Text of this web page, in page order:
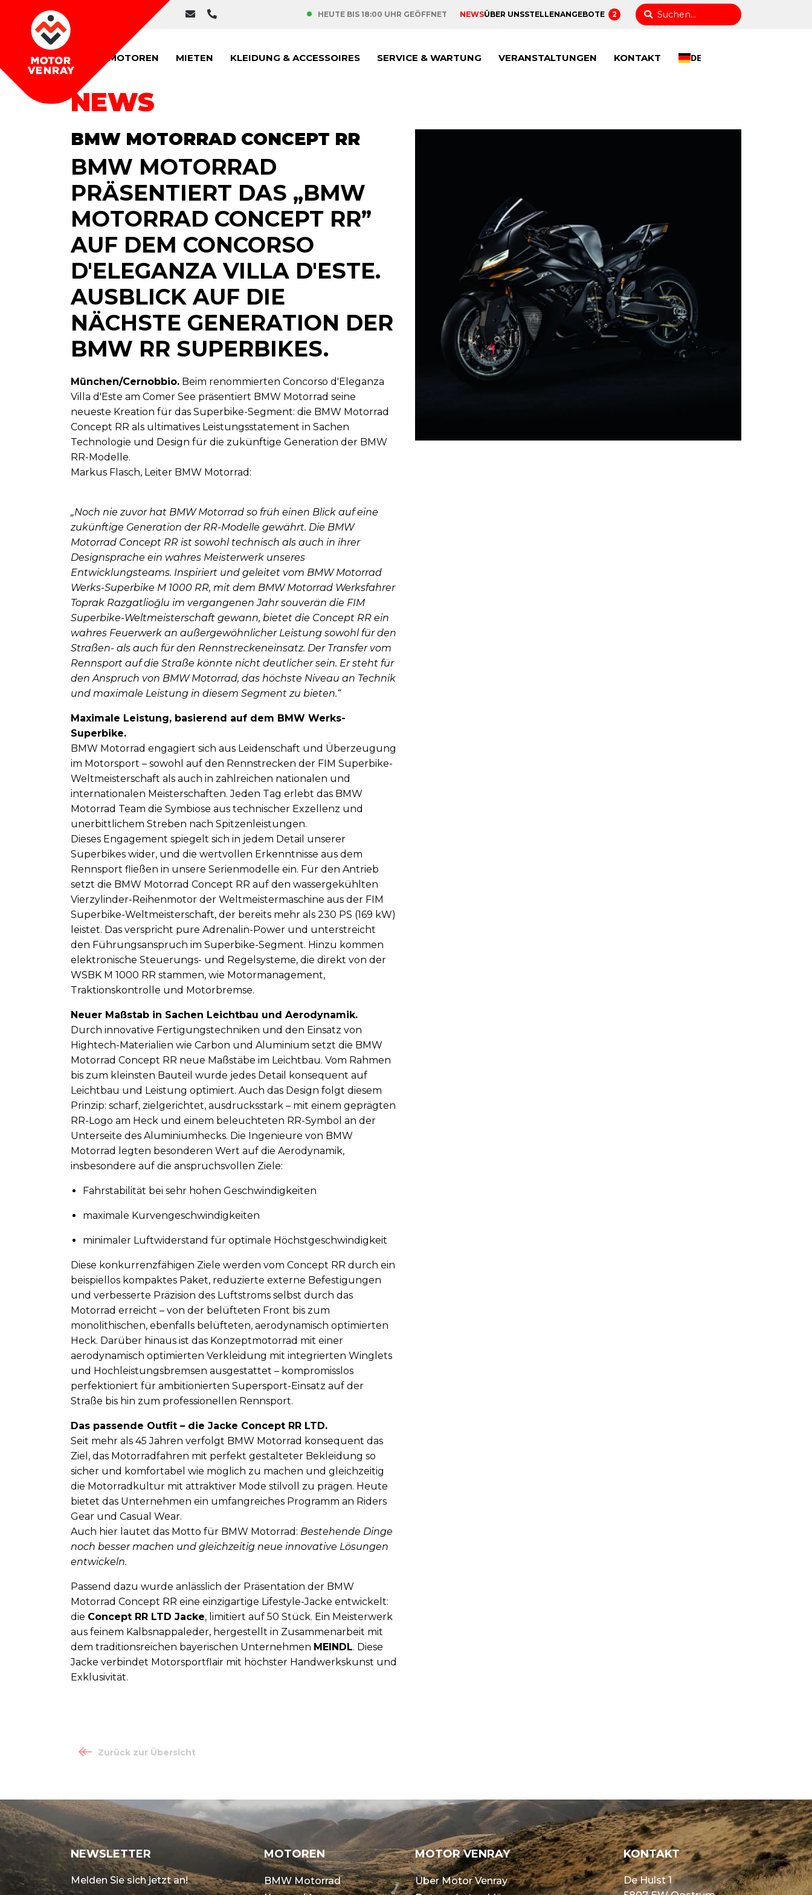
HEUTE BIS 18:00 UHR GEÖFFNET NEWSÜBER UNSSTELLENANGEBOTE 2
MOTOREN MIETEN KLEIDUNG & ACCESSOIRES SERVICE & WARTUNG VERANSTALTUNGEN KONTAKT DE
NEWS
BMW MOTORRAD CONCEPT RR
BMW MOTORRAD
PRÄSENTIERT DAS „BMW
MOTORRAD CONCEPT RR”
AUF DEM CONCORSO
D'ELEGANZA VILLA D'ESTE.
AUSBLICK AUF DIE
NÄCHSTE GENERATION DER
BMW RR SUPERBIKES.
München/Cernobbio. Beim renommierten Concorso d'Eleganza
Villa d'Este am Comer See präsentiert BMW Motorrad seine
neueste Kreation für das Superbike-Segment: die BMW Motorrad
Concept RR als ultimatives Leistungsstatement in Sachen
Technologie und Design für die zukünftige Generation der BMW
RR-Modelle.
Markus Flasch, Leiter BMW Motorrad:
„Noch nie zuvor hat BMW Motorrad so früh einen Blick auf eine
zukünftige Generation der RR-Modelle gewährt. Die BMW
Motorrad Concept RR ist sowohl technisch als auch in ihrer
Designsprache ein wahres Meisterwerk unseres
Entwicklungsteams. Inspiriert und geleitet vom BMW Motorrad
Werks-Superbike M 1000 RR, mit dem BMW Motorrad Werksfahrer
Toprak Razgatlioğlu im vergangenen Jahr souverän die FIM
Superbike-Weltmeisterschaft gewann, bietet die Concept RR ein
wahres Feuerwerk an außergewöhnlicher Leistung sowohl für den
Straßen- als auch für den Rennstreckeneinsatz. Der Transfer vom
Rennsport auf die Straße könnte nicht deutlicher sein. Er steht für
den Anspruch von BMW Motorrad, das höchste Niveau an Technik
und maximale Leistung in diesem Segment zu bieten.“
Maximale Leistung, basierend auf dem BMW Werks-
Superbike.
BMW Motorrad engagiert sich aus Leidenschaft und Überzeugung
im Motorsport – sowohl auf den Rennstrecken der FIM Superbike-
Weltmeisterschaft als auch in zahlreichen nationalen und
internationalen Meisterschaften. Jeden Tag erlebt das BMW
Motorrad Team die Symbiose aus technischer Exzellenz und
unerbittlichem Streben nach Spitzenleistungen.
Dieses Engagement spiegelt sich in jedem Detail unserer
Superbikes wider, und die wertvollen Erkenntnisse aus dem
Rennsport fließen in unsere Serienmodelle ein. Für den Antrieb
setzt die BMW Motorrad Concept RR auf den wassergekühlten
Vierzylinder-Reihenmotor der Weltmeistermaschine aus der FIM
Superbike-Weltmeisterschaft, der bereits mehr als 230 PS (169 kW)
leistet. Das verspricht pure Adrenalin-Power und unterstreicht
den Führungsanspruch im Superbike-Segment. Hinzu kommen
elektronische Steuerungs- und Regelsysteme, die direkt von der
WSBK M 1000 RR stammen, wie Motormanagement,
Traktionskontrolle und Motorbremse.
Neuer Maßstab in Sachen Leichtbau und Aerodynamik.
Durch innovative Fertigungstechniken und den Einsatz von
Hightech-Materialien wie Carbon und Aluminium setzt die BMW
Motorrad Concept RR neue Maßstäbe im Leichtbau. Vom Rahmen
bis zum kleinsten Bauteil wurde jedes Detail konsequent auf
Leichtbau und Leistung optimiert. Auch das Design folgt diesem
Prinzip: scharf, zielgerichtet, ausdrucksstark – mit einem geprägten
RR-Logo am Heck und einem beleuchteten RR-Symbol an der
Unterseite des Aluminiumhecks. Die Ingenieure von BMW
Motorrad legten besonderen Wert auf die Aerodynamik,
insbesondere auf die anspruchsvollen Ziele:
Fahrstabilität bei sehr hohen Geschwindigkeiten
maximale Kurvengeschwindigkeiten
minimaler Luftwiderstand für optimale Höchstgeschwindigkeit
Diese konkurrenzfähigen Ziele werden vom Concept RR durch ein
beispiellos kompaktes Paket, reduzierte externe Befestigungen
und verbesserte Präzision des Luftstroms selbst durch das
Motorrad erreicht – von der belüfteten Front bis zum
monolithischen, ebenfalls belüfteten, aerodynamisch optimierten
Heck. Darüber hinaus ist das Konzeptmotorrad mit einer
aerodynamisch optimierten Verkleidung mit integrierten Winglets
und Hochleistungsbremsen ausgestattet – kompromisslos
perfektioniert für ambitionierten Supersport-Einsatz auf der
Straße bis hin zum professionellen Rennsport.
Das passende Outfit – die Jacke Concept RR LTD.
Seit mehr als 45 Jahren verfolgt BMW Motorrad konsequent das
Ziel, das Motorradfahren mit perfekt gestalteter Bekleidung so
sicher und komfortabel wie möglich zu machen und gleichzeitig
die Motorradkultur mit attraktiver Mode stilvoll zu prägen. Heute
bietet das Unternehmen ein umfangreiches Programm an Riders
Gear und Casual Wear.
Auch hier lautet das Motto für BMW Motorrad: Bestehende Dinge
noch besser machen und gleichzeitig neue innovative Lösungen
entwickeln.
Passend dazu wurde anlässlich der Präsentation der BMW
Motorrad Concept RR eine einzigartige Lifestyle-Jacke entwickelt:
die Concept RR LTD Jacke, limitiert auf 50 Stück. Ein Meisterwerk
aus feinem Kalbsnappaleder, hergestellt in Zusammenarbeit mit
dem traditionsreichen bayerischen Unternehmen MEINDL. Diese
Jacke verbindet Motorsportflair mit höchster Handwerkskunst und
Exklusivität.
Zurück zur Übersicht
NEWSLETTER
Melden Sie sich jetzt an!
MOTOREN
BMW Motorrad
MOTOR VENRAY
Über Motor Venray
KONTAKT
De Hulst 1